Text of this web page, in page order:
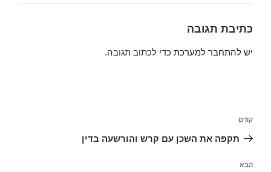
כתיבת תגובה
יש להתחבר למערכת כדי לכתוב תגובה.
הפוסט
הקודם
קודם
תקפה את השכן עם קרש והורשעה בדין
הפוסט
הבא